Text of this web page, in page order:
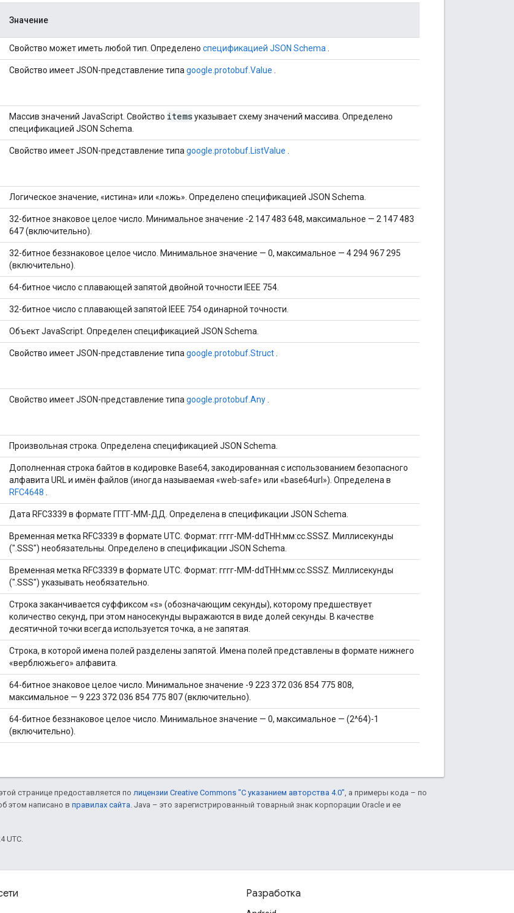
Значение
Свойство может иметь любой тип. Определено спецификацией JSON Schema
Свойство имеет JSON-представление типа google.protobuf.Value
Массив значений JavaScript. Свойство itemsуказывает схему значений массива. Определено
спецификацией JSON Schema.
Свойство имеет JSON-представление типа google.protobuf.ListValue
Логическое значение, «истина» или «ложь». Определено спецификацией JSON Schema.
32-битное знаковое целое число. Минимальное значение -2 147 483 648, максимальное — 2 147 483
647 (включительно).
32-битное беззнаковое целое число. Минимальное значение — 0, максимальное — 4 294 967 295
(включительно).
64-битное число с плавающей запятой двойной точности IEEE 754.
32-битное число с плавающей запятой IEEE 754 одинарной точности.
Объект JavaScript. Определен спецификацией JSON Schema.
Свойство имеет JSON-представление типа google.protobuf.Struct
Свойство имеет JSON-представление типа google.protobuf.Any
Произвольная строка. Определена спецификацией JSON Schema.
Дополненная строка байтов в кодировке Base64, закодированная с использованием безопасного
алфавита URL и имён файлов (иногда называемая «web-safe» или «base64url»). Определена в
RFC4648
Дата RFC3339 в формате ГГГГ-ММ-ДД. Определена в спецификации JSON Schema.
Временная метка RFC3339 в формате UTC. Формат: гггг-MM-ddTHH:мм:сс.SSSZ. Миллисекунды
(".SSS") необязательны. Определено в спецификации JSON Schema.
Временная метка RFC3339 в формате UTC. Формат: гггг-MM-ddTHH:мм:сс.SSSZ. Миллисекунды
(".SSS") указывать необязательно.
Строка заканчивается суффиксом «s» (обозначающим секунды), которому предшествует
количество секунд, при этом наносекунды выражаются в виде долей секунды. В качестве
десятичной точки всегда используется точка, а не запятая.
Строка, в которой имена полей разделены запятой. Имена полей представлены в формате нижнего
«верблюжьего» алфавита.
64-битное знаковое целое число. Минимальное значение -9 223 372 036 854 775 808,
максимальное — 9 223 372 036 854 775 807 (включительно).
64-битное беззнаковое целое число. Минимальное значение — 0, максимальное — (2^64)-1
(включительно).
странице предоставляется по лицензии Creative Commons "С указанием авторства 4.0" , а примеры кода – по
этом написано в правилах сайта . Java – это зарегистрированный товарный знак корпорации Oracle и ее
UTC.
Разработка